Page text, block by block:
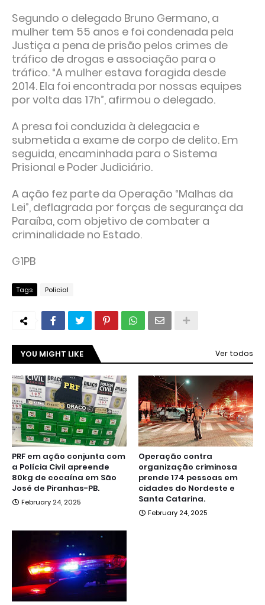
Segundo o delegado Bruno Germano, a
mulher tem 55 anos e foi condenada pela
Justiça a pena de prisão pelos crimes de
tráfico de drogas e associação para o
tráfico. “A mulher estava foragida desde
2014. Ela foi encontrada por nossas equipes
por volta das 17h”, afirmou o delegado.
A presa foi conduzida à delegacia e
submetida a exame de corpo de delito. Em
seguida, encaminhada para o Sistema
Prisional e Poder Judiciário.
A ação fez parte da Operação “Malhas da
Lei”, deflagrada por forças de segurança da
Paraíba, com objetivo de combater a
criminalidade no Estado.
G1PB
Tags Policial
YOU MIGHT LIKE Ver todos
PRF em ação conjunta com
a Polícia Civil apreende
80kg de cocaína em São
José de Piranhas-PB.
February 24, 2025
Operação contra
organização criminosa
prende 174 pessoas em
cidades do Nordeste e
Santa Catarina.
February 24, 2025